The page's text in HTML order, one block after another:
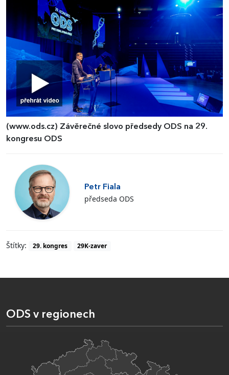
(www.ods.cz) Závěrečné slovo předsedy ODS na 29.
kongresu ODS
Petr Fiala
předseda ODS
Štítky: 29. kongres 29K-zaver
ODS v regionech